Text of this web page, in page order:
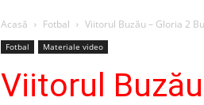
Acasă Fotbal Viitorul Buzău – Gloria 2
Fotbal Materiale video
Viitorul